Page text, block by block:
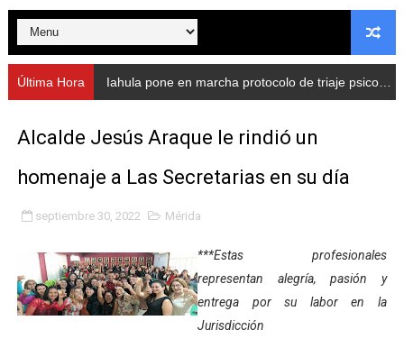
Nevado Gas optimiza servicio residencial en la
Balance semestral impulsa inclusión y atención a
Plan Vacacional Comunitario “Ríe 2026” recorre las
Alcaldía del Municipio Libertador realizó una jornada
Fundacite Mérida dicta taller gratuito de electrónica
INN-Mérida celebró el Lacto grado para promover el
Impulsan plan estratégico de seguridad ciudadana
Mérida impulsa desarrollo económico con taller de
Última Hora Iahula pone en marcha protocolo de triaje psicosocial para atender a rescatistas
Alcalde Jesús Araque le rindió un
homenaje a Las Secretarias en su día
septiembre 30, 2022 Mérida
***Estas profesionales
representan alegría, pasión y
entrega por su labor en la
Jurisdicción